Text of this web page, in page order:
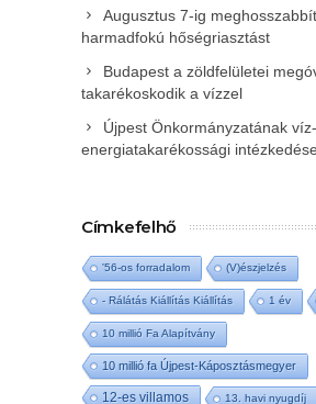
Augusztus 7-ig
harmadfokú hőségriasztást
Budapest a zöldfelületei
takarékoskodik a vízzel
Újpest Önkormányzatának
energiatakarékossági
Címkefelhő
'56-os forradalom (V)észjelzés
- Rálátás Kiállítás Kiállítás 1 év
10 millió Fa Alapítvány
10 millió fa Újpest-Káposztásmegyer
12-es villamos 13. havi nyugdíj